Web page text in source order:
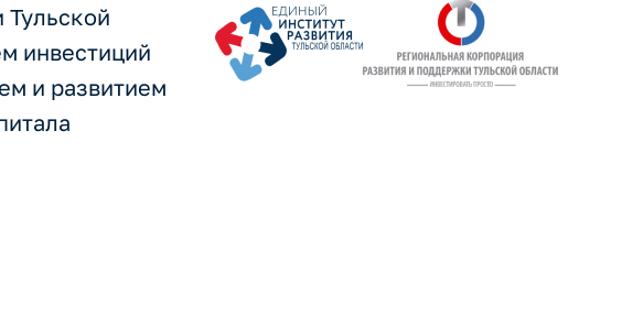
инвестиций
и развитием